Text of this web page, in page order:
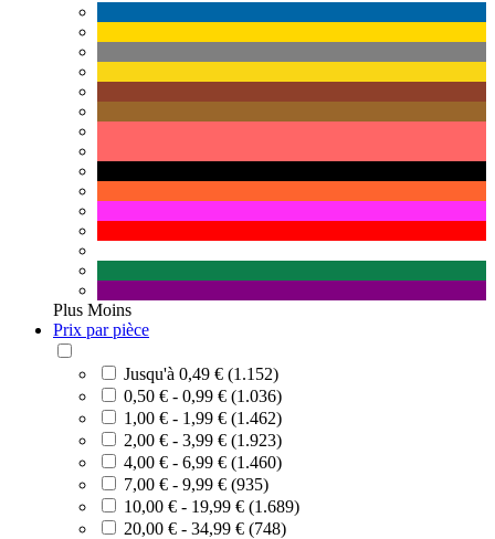
Plus Moins
Prix par pièce
Jusqu'à 0,49 € (1.152)
0,50 € - 0,99 € (1.036)
1,00 € - 1,99 € (1.462)
2,00 € - 3,99 € (1.923)
4,00 € - 6,99 € (1.460)
7,00 € - 9,99 € (935)
10,00 € - 19,99 € (1.689)
20,00 € - 34,99 € (748)